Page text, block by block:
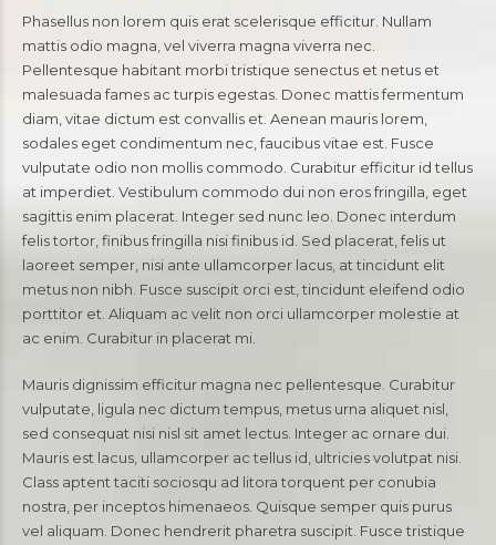
Phasellus non lorem quis erat scelerisque efficitur. Nullam
mattis odio magna, vel viverra magna viverra nec.
Pellentesque habitant morbi tristique senectus et netus et
malesuada fames ac turpis egestas. Donec mattis fermentum
diam, vitae dictum est convallis et. Aenean mauris lorem,
sodales eget condimentum nec, faucibus vitae est. Fusce
vulputate odio non mollis commodo. Curabitur efficitur id tellus
at imperdiet. Vestibulum commodo dui non eros fringilla, eget
sagittis enim placerat. Integer sed nunc leo. Donec interdum
felis tortor, finibus fringilla nisi finibus id. Sed placerat, felis ut
laoreet semper, nisi ante ullamcorper lacus, at tincidunt elit
metus non nibh. Fusce suscipit orci est, tincidunt eleifend odio
porttitor et. Aliquam ac velit non orci ullamcorper molestie at
ac enim. Curabitur in placerat mi.
Mauris dignissim efficitur magna nec pellentesque. Curabitur
vulputate, ligula nec dictum tempus, metus urna aliquet nisl,
sed consequat nisi nisl sit amet lectus. Integer ac ornare dui.
Mauris est lacus, ullamcorper ac tellus id, ultricies volutpat nisi.
Class aptent taciti sociosqu ad litora torquent per conubia
nostra, per inceptos himenaeos. Quisque semper quis purus
vel aliquam. Donec hendrerit pharetra suscipit. Fusce tristique